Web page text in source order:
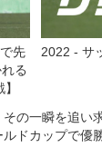
先
る
2022 - サ
その一瞬を追い
ドカップで優